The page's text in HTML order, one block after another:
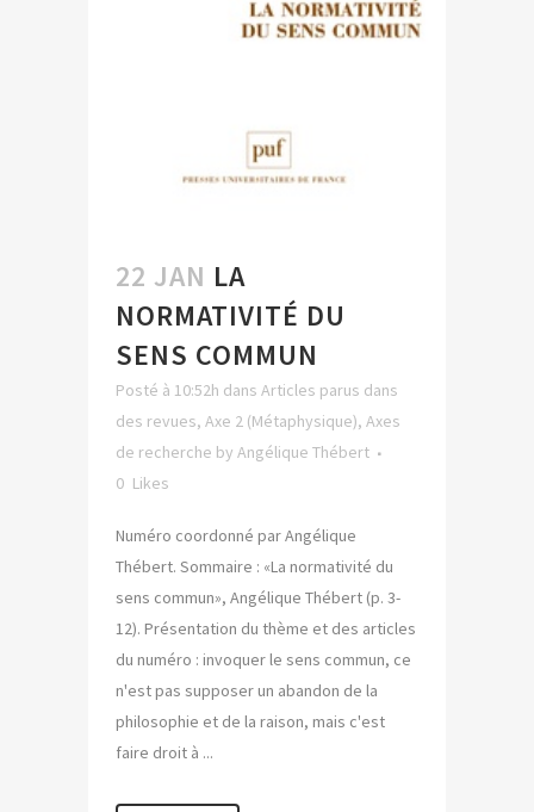
22 JAN LA
NORMATIVITÉ DU
SENS COMMUN
Posté à 10:52h dans Articles parus dans
des revues, Axe 2 (Métaphysique), Axes
de recherche by Angélique Thébert
0 Likes
Numéro coordonné par Angélique
Thébert. Sommaire : «La normativité du
sens commun», Angélique Thébert (p. 3-
12). Présentation du thème et des articles
du numéro : invoquer le sens commun, ce
n'est pas supposer un abandon de la
philosophie et de la raison, mais c'est
faire droit à ...